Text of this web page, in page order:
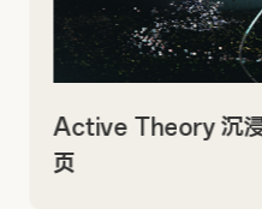
Active Theory 沉浸
页